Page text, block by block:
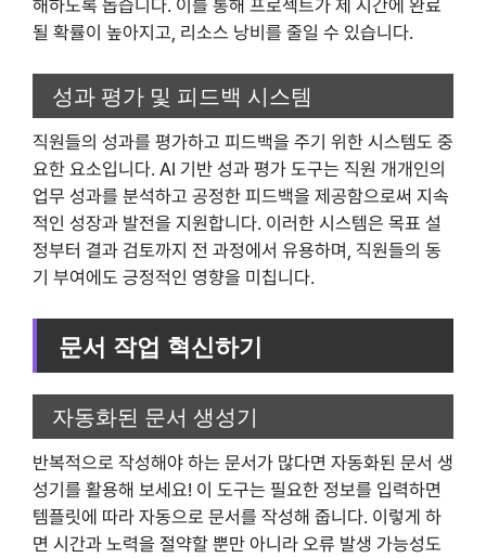
해하도록 돕습니다. 이를 통해 프로젝트가 제 시간에 완료
될 확률이 높아지고, 리소스 낭비를 줄일 수 있습니다.
성과 평가 및 피드백 시스템
직원들의 성과를 평가하고 피드백을 주기 위한 시스템도 중
요한 요소입니다. AI 기반 성과 평가 도구는 직원 개개인의
업무 성과를 분석하고 공정한 피드백을 제공함으로써 지속
적인 성장과 발전을 지원합니다. 이러한 시스템은 목표 설
정부터 결과 검토까지 전 과정에서 유용하며, 직원들의 동
기 부여에도 긍정적인 영향을 미칩니다.
문서 작업 혁신하기
자동화된 문서 생성기
반복적으로 작성해야 하는 문서가 많다면 자동화된 문서 생
성기를 활용해 보세요! 이 도구는 필요한 정보를 입력하면
템플릿에 따라 자동으로 문서를 작성해 줍니다. 이렇게 하
면 시간과 노력을 절약할 뿐만 아니라 오류 발생 가능성도